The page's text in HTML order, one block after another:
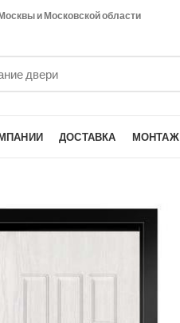
и Московской области
ДОСТАВКА МОНТАЖ